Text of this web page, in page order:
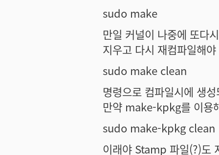
sudo make
만일 커널이 나중에 또다
지우고 다시 재컴파일해
sudo make clean
명령으로 컴파일시에 생
만약 make-kpkg를 이용
sudo make-kpkg clean
이래야 Stamp 파일(?)도